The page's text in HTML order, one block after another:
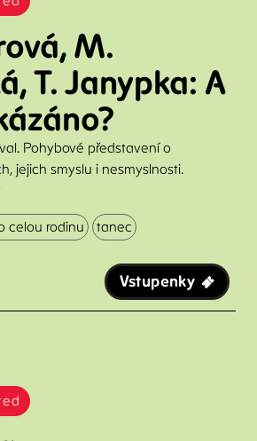
M.
T. Janypka: A
Pohybové představení o
jejich smyslu i nesmyslnosti.
celou rodinu tanec
Vstupenky